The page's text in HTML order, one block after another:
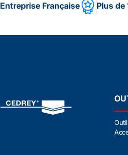
Entreprise Française Plus